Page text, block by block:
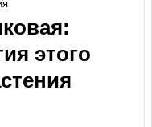
этого